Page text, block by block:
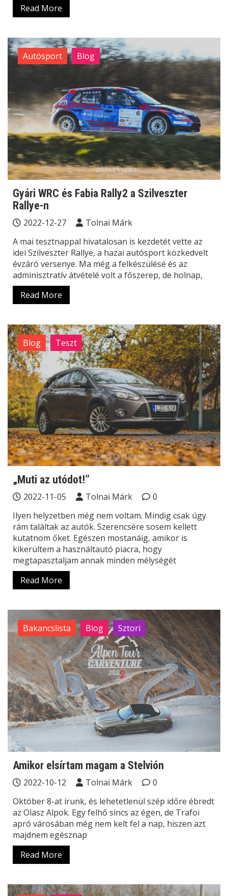
Read More
Autósport Blog
Gyári WRC és Fabia Rally2 a Szilveszter
Rallye-n
2022-12-27
Tolnai Márk
A mai tesztnappal hivatalosan is kezdetét vette az
idei Szilveszter Rallye, a hazai autósport közkedvelt
évzáró versenye. Ma még a felkészülésé és az
adminisztratív átvételé volt a főszerep, de holnap,
Read More
Blog Teszt
„Muti az utódot!”
2022-11-05 Tolnai Márk
0
Ilyen helyzetben még nem voltam. Mindig csak úgy
rám találtak az autók. Szerencsére sosem kellett
kutatnom őket. Egészen mostanáig, amikor is
kikerültem a használtautó piacra, hogy
megtapasztaljam annak minden mélységét
Read More
Bakancslista Blog Sztori
Amikor elsírtam magam a Stelvión
2022-10-12 Tolnai Márk
0
Október 8-at írunk, és lehetetlenül szép időre ébredt
az Olasz Alpok. Egy felhő sincs az égen, de Trafoi
apró városában még nem kelt fel a nap, hiszen azt
majdnem egésznap
Read More